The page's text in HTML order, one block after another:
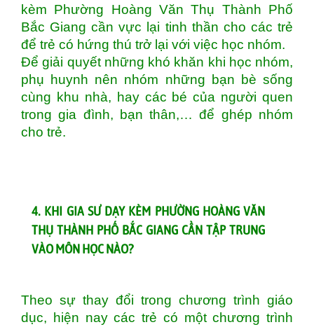
kèm Phường Hoàng Văn Thụ Thành Phố
Bắc Giang cần vực lại tinh thần cho các trẻ
để trẻ có hứng thú trở lại với việc học nhóm.
Để giải quyết những khó khăn khi học nhóm,
phụ huynh nên nhóm những bạn bè sống
cùng khu nhà, hay các bé của người quen
trong gia đình, bạn thân,… để ghép nhóm
cho trẻ.
4. KHI GIA SƯ DẠY KÈM PHƯỜNG HOÀNG VĂN
THỤ THÀNH PHỐ BẮC GIANG CẦN TẬP TRUNG
VÀO MÔN HỌC NÀO?
Theo sự thay đổi trong chương trình giáo
dục, hiện nay các trẻ có một chương trình